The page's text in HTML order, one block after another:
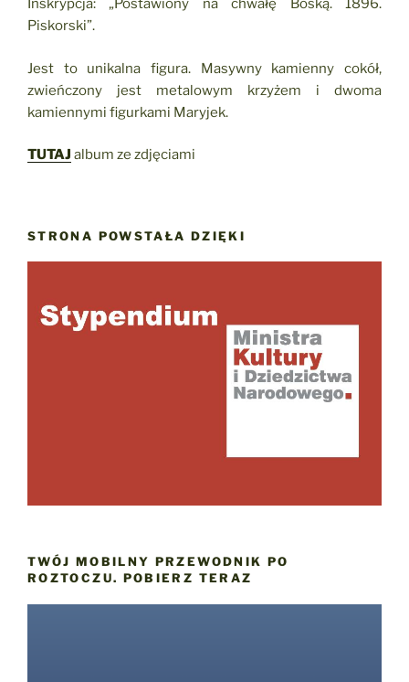
Inskrypcja: „Postawiony na chwałę Boską. 1896.
Piskorski”.
Jest to unikalna figura. Masywny kamienny cokół,
zwieńczony jest metalowym krzyżem i dwoma
kamiennymi figurkami Maryjek.
TUTAJ album ze zdjęciami
STRONA POWSTAŁA DZIĘKI
TWÓJ MOBILNY PRZEWODNIK PO
ROZTOCZU. POBIERZ TERAZ